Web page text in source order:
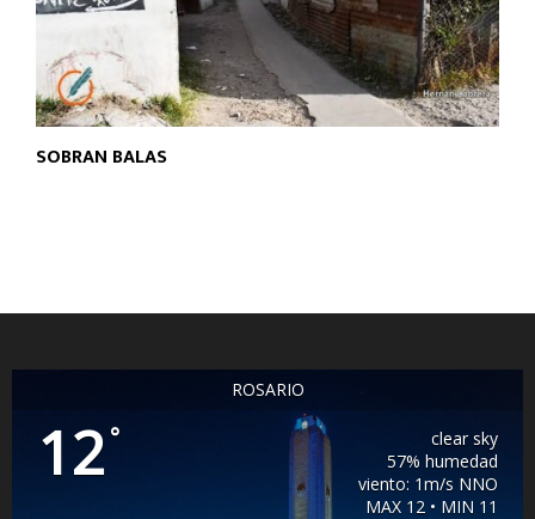
SOBRAN BALAS
ROSARIO
12 °
clear sky
57% humedad
viento: 1m/s NNO
MAX 12 • MIN 11